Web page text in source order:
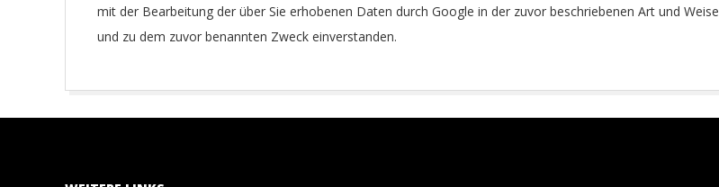
mit der Bearbeitung der über Sie erhobenen Daten durch Google in der zuvor beschriebenen Art und Weise
und zu dem zuvor benannten Zweck einverstanden.